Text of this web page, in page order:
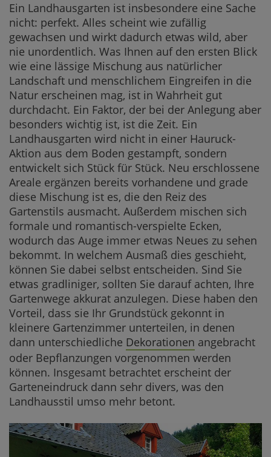
Ein Landhausgarten ist insbesondere eine Sache
nicht: perfekt. Alles scheint wie zufällig
gewachsen und wirkt dadurch etwas wild, aber
nie unordentlich. Was Ihnen auf den ersten Blick
wie eine lässige Mischung aus natürlicher
Landschaft und menschlichem Eingreifen in die
Natur erscheinen mag, ist in Wahrheit gut
durchdacht. Ein Faktor, der bei der Anlegung aber
besonders wichtig ist, ist die Zeit. Ein
Landhausgarten wird nicht in einer Hauruck-
Aktion aus dem Boden gestampft, sondern
entwickelt sich Stück für Stück. Neu erschlossene
Areale ergänzen bereits vorhandene und grade
diese Mischung ist es, die den Reiz des
Gartenstils ausmacht. Außerdem mischen sich
formale und romantisch-verspielte Ecken,
wodurch das Auge immer etwas Neues zu sehen
bekommt. In welchem Ausmaß dies geschieht,
können Sie dabei selbst entscheiden. Sind Sie
etwas gradliniger, sollten Sie darauf achten, Ihre
Gartenwege akkurat anzulegen. Diese haben den
Vorteil, dass sie Ihr Grundstück gekonnt in
kleinere Gartenzimmer unterteilen, in denen
dann unterschiedliche Dekorationen angebracht
oder Bepflanzungen vorgenommen werden
können. Insgesamt betrachtet erscheint der
Garteneindruck dann sehr divers, was den
Landhausstil umso mehr betont.